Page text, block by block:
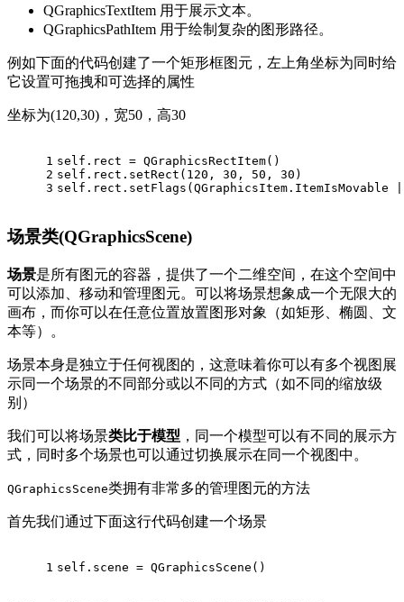
QGraphicsTextItem 用于展示文本。
QGraphicsPathItem 用于绘制复杂的图形路径。
例如下面的代码创建了一个矩形框图元，左上角坐标为同时给
它设置可拖拽和可选择的属性
坐标为(120,30)，宽50，高30
1
2
3
self.rect = QGraphicsRectItem()
self.rect.setRect( 120 , 30 , 50 , 30 )
self.rect.setFlags(QGraphicsItem.ItemIsMovable
场景类(QGraphicsScene)
场景是所有图元的容器，提供了一个二维空间，在这个空间中
可以添加、移动和管理图元。可以将场景想象成一个无限大的
画布，而你可以在任意位置放置图形对象（如矩形、椭圆、文
本等）。
场景本身是独立于任何视图的，这意味着你可以有多个视图展
示同一个场景的不同部分或以不同的方式（如不同的缩放级
别）
我们可以将场景类比于模型 ，同一个模型可以有不同的展示方
式，同时多个场景也可以通过切换展示在同一个视图中。
QGraphicsScene类拥有非常多的管理图元的方法
首先我们通过下面这行代码创建一个场景
1 self.scene = QGraphicsScene()